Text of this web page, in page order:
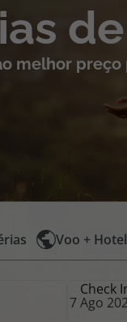
melhor
Voo + Hotel
Check